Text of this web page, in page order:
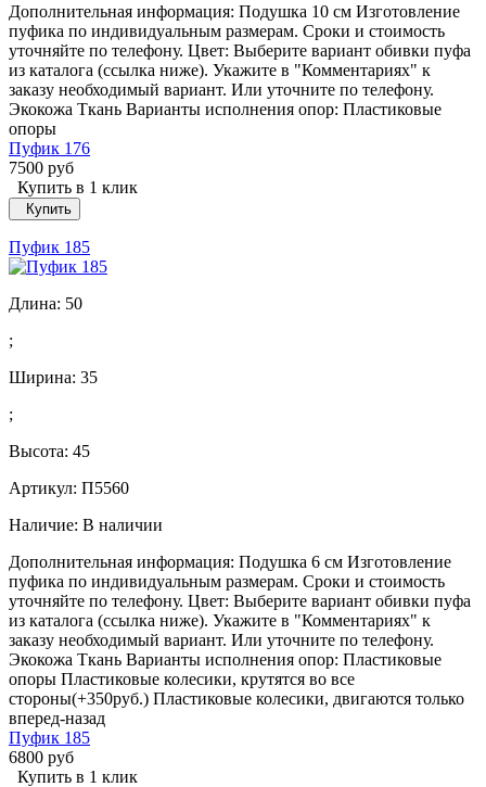
Дополнительная информация: Подушка 10 см Изготовление
пуфика по индивидуальным размерам. Сроки и стоимость
уточняйте по телефону. Цвет: Выберите вариант обивки пуфа
из каталога (ссылка ниже). Укажите в "Комментариях" к
заказу необходимый вариант. Или уточните по телефону.
Экокожа Ткань Варианты исполнения опор: Пластиковые
опоры
Пуфик 176
7500 руб
Купить в 1 клик
Купить
Пуфик 185
Длина: 50
;
Ширина: 35
;
Высота: 45
Артикул: П5560
Наличие: В наличии
Дополнительная информация: Подушка 6 см Изготовление
пуфика по индивидуальным размерам. Сроки и стоимость
уточняйте по телефону. Цвет: Выберите вариант обивки пуфа
из каталога (ссылка ниже). Укажите в "Комментариях" к
заказу необходимый вариант. Или уточните по телефону.
Экокожа Ткань Варианты исполнения опор: Пластиковые
опоры Пластиковые колесики, крутятся во все
стороны(+350руб.) Пластиковые колесики, двигаются только
вперед-назад
Пуфик 185
6800 руб
Купить в 1 клик